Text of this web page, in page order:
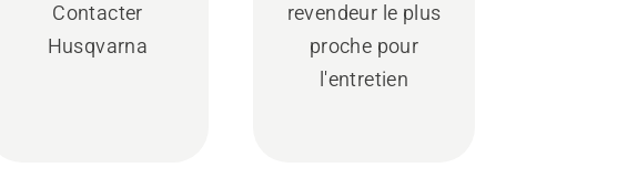
Contacter
Husqvarna
revendeur le plus
proche pour
l'entretien